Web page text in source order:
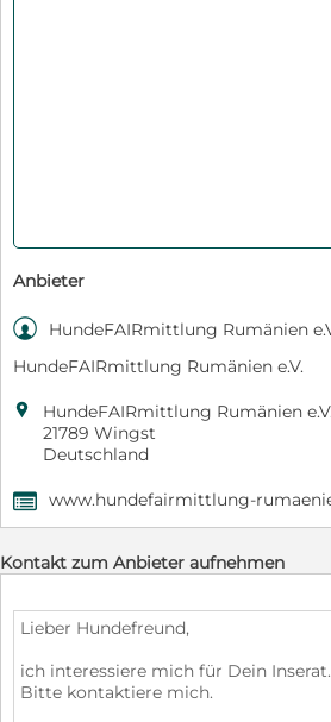
Anbieter

HundeFAIRmittlung Rumänien
HundeFAIRmittlung Rumänien e.V.

HundeFAIRmittlung Rumänien e.V.
21789 Wingst
Deutschland
, www.hundefairmittlung-
Kontakt zum Anbieter aufnehmen